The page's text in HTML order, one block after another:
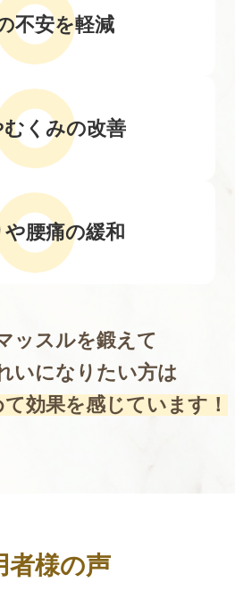
不安を軽減
くみの改善
腰痛の緩和
ッスルを鍛えて
いになりたい方は
効果を感じています！
者様の声